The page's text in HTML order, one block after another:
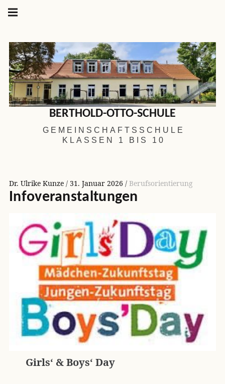
Springe
zum
BERTHOLD-OTTO-SCHULE
GEMEINSCHAFTSSCHULE
KLASSEN 1 BIS 10
Dr. Ulrike Kunze 31. Januar 2026 Berufsorientierung
Infoveranstaltungen
Girls‘ & Boys‘ Day